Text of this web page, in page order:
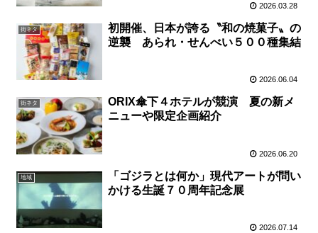
2026.03.28
街ネタ
初開催、日本が誇る〝和の焼菓子〟の
逆襲 あられ・せんべい５００種集結
2026.06.04
街ネタ
ORIX傘下４ホテルが競演 夏の新メ
ニューや限定企画紹介
2026.06.20
地域
「ゴジラとは何か」現代アートが問い
かける生誕７０周年記念展
2026.07.14